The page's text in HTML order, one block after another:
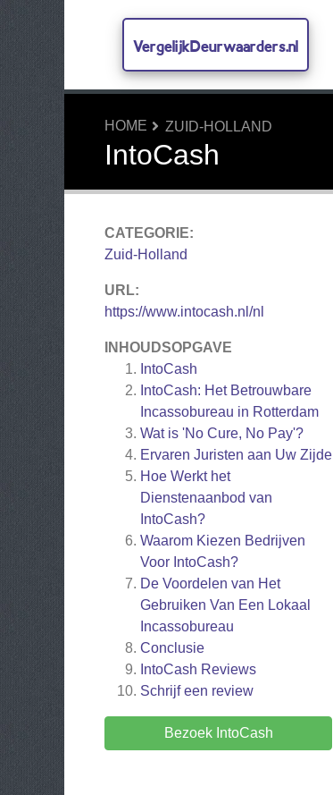
VergelijkDeurwaarders.nl
HOME ZUID-HOLLAND
IntoCash
CATEGORIE:
Zuid-Holland
URL:
https://www.intocash.nl/nl
INHOUDSOPGAVE
IntoCash
IntoCash: Het Betrouwbare
Incassobureau in Rotterdam
Wat is 'No Cure, No Pay'?
Ervaren Juristen aan Uw Zijde
Hoe Werkt het
Dienstenaanbod van
IntoCash?
Waarom Kiezen Bedrijven
Voor IntoCash?
De Voordelen van Het
Gebruiken Van Een Lokaal
Incassobureau
Conclusie
IntoCash Reviews
Schrijf een review
Bezoek IntoCash